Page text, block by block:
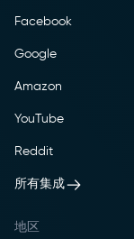
Facebook
Google
Amazon
YouTube
Reddit
所有集成
地区